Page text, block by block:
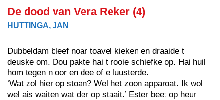
De dood van Vera Reker (4)
HUTTINGA, JAN
Dubbeldam bleef noar toavel kieken en draaide t
deuske om. Dou pakte hai t rooie schiefke op. Hai huil
hom tegen n oor en dee of e luusterde.
‘Wat zol hier op stoan? Wel het zoon apparoat. Ik wol
wel ais waiten wat der op staait.’ Ester beet op heur